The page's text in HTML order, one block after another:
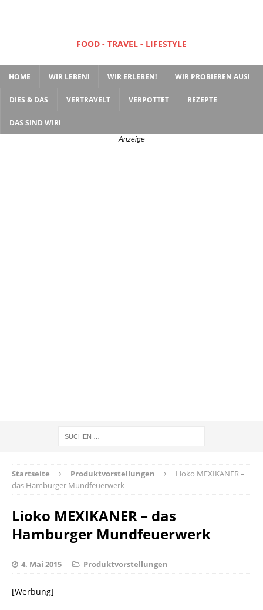
FOOD - TRAVEL - LIFESTYLE
HOME WIR LEBEN! WIR ERLEBEN! WIR PROBIEREN AUS!
DIES & DAS VERTRAVELT VERPOTTET REZEPTE
DAS SIND WIR!
Startseite Produktvorstellungen
Lioko MEXIKANER –
das Hamburger Mundfeuerwerk
Lioko MEXIKANER – das
Hamburger Mundfeuerwerk
4. Mai 2015 Produktvorstellungen
[Werbung]